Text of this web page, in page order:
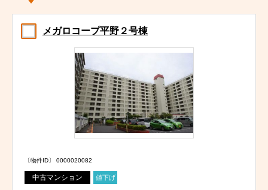
メガロコープ平野２号棟
〔物件ID〕 0000020082
中古マンション 値下げ